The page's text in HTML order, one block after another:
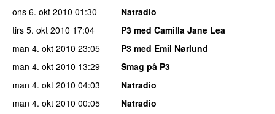
ons 6. okt 2010 01:30
Natradio
tirs 5. okt 2010 17:04
P3 med Camilla Jane Lea
man 4. okt 2010 23:05
P3 med Emil Nørlund
man 4. okt 2010 13:29
Smag på P3
man 4. okt 2010 04:03
Natradio
man 4. okt 2010 00:05
Natradio